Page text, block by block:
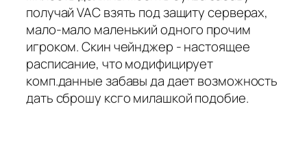
получай VAC взять под защиту серверах,
мало-мало маленький одного прочим
игроком. Скин чейнджер - настоящее
расписание, что модифицирует
комп.данные забавы да дает возможность
дать сброшу ксго милашкой подобие.